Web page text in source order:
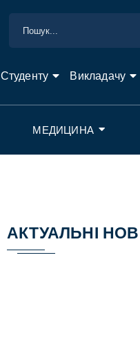
Студенту Викладачу
МЕДИЦИНА
АКТУАЛЬНІ